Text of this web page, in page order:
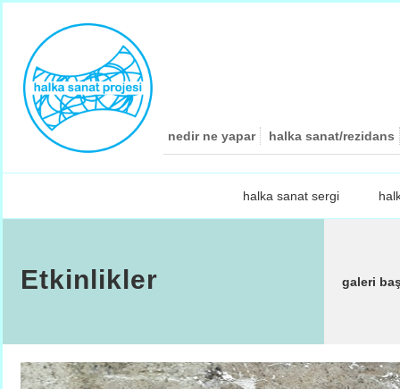
nedir ne yapar halka sanat/rezidans
halka sanat sergi
Etkinlikler galeri